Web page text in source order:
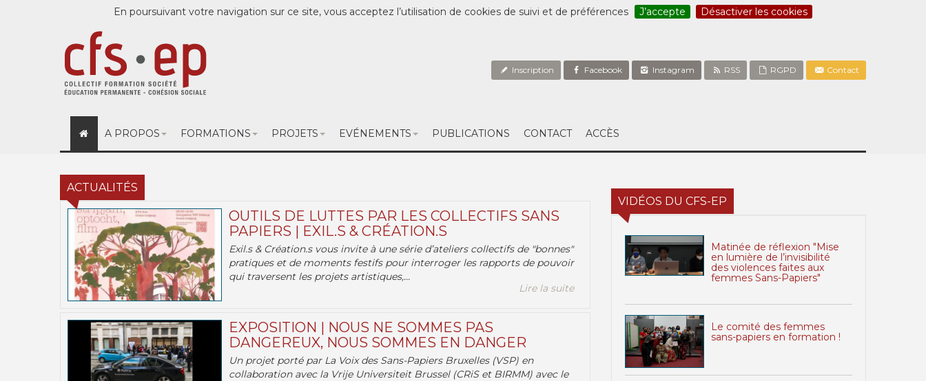
En poursuivant votre navigation sur ce site, vous acceptez l’utilisation de cookies de suivi et de préférences J’accepte Désactiver les cookies
Inscription Facebook Instagram RSS RGPD Contact
A PROPOS FORMATIONS PROJETS EVÉNEMENTS PUBLICATIONS CONTACT ACCÈS
ACTUALITÉS
OUTILS DE LUTTES PAR LES COLLECTIFS SANS
PAPIERS | EXIL.S & CRÉATION.S
Exil.s & Création.s vous invite à une série d’ateliers collectifs de "bonnes"
pratiques et de moments festifs pour interroger les rapports de pouvoir
qui traversent les projets artistiques,...
Lire la suite
EXPOSITION | NOUS NE SOMMES PAS
DANGEREUX, NOUS SOMMES EN DANGER
Un projet porté par La Voix des Sans-Papiers Bruxelles (VSP) en
collaboration avec la Vrije Universiteit Brussel (CRiS et BIRMM) avec le
VIDÉOS DU CFS-EP
Matinée de réflexion "Mise
en lumière de l’invisibilité
des violences faites aux
femmes Sans-Papiers"
Le comité des femmes
sans-papiers en formation !